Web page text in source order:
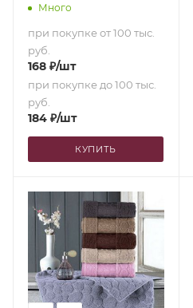
Много
при покупке от 100 тыс.
руб.
168 ₽/шт
при покупке до 100 тыс.
руб.
184 ₽/шт
КУПИТЬ